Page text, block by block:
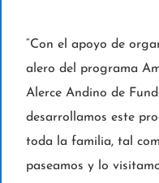
“Con el apoyo de
alero del programa
Alerce Andino de
desarrollamos este
toda la familia, tal
paseamos y lo